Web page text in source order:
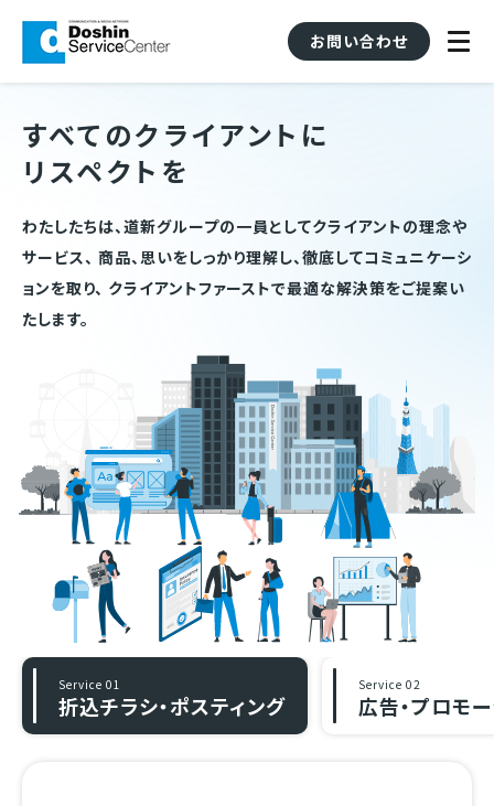
お問い合わせ
すべてのクライアントに
リスペクトを
わたしたちは、道新グループの一員としてクライアントの理念や
サービス、 商品、思いをしっかり理解し、徹底してコミュニケーシ
ョンを取り、 クライアントファーストで最適な解決策をご提案い
たします。
Service 01
折込チラシ・ポスティング
Service 02
広告・プロモ